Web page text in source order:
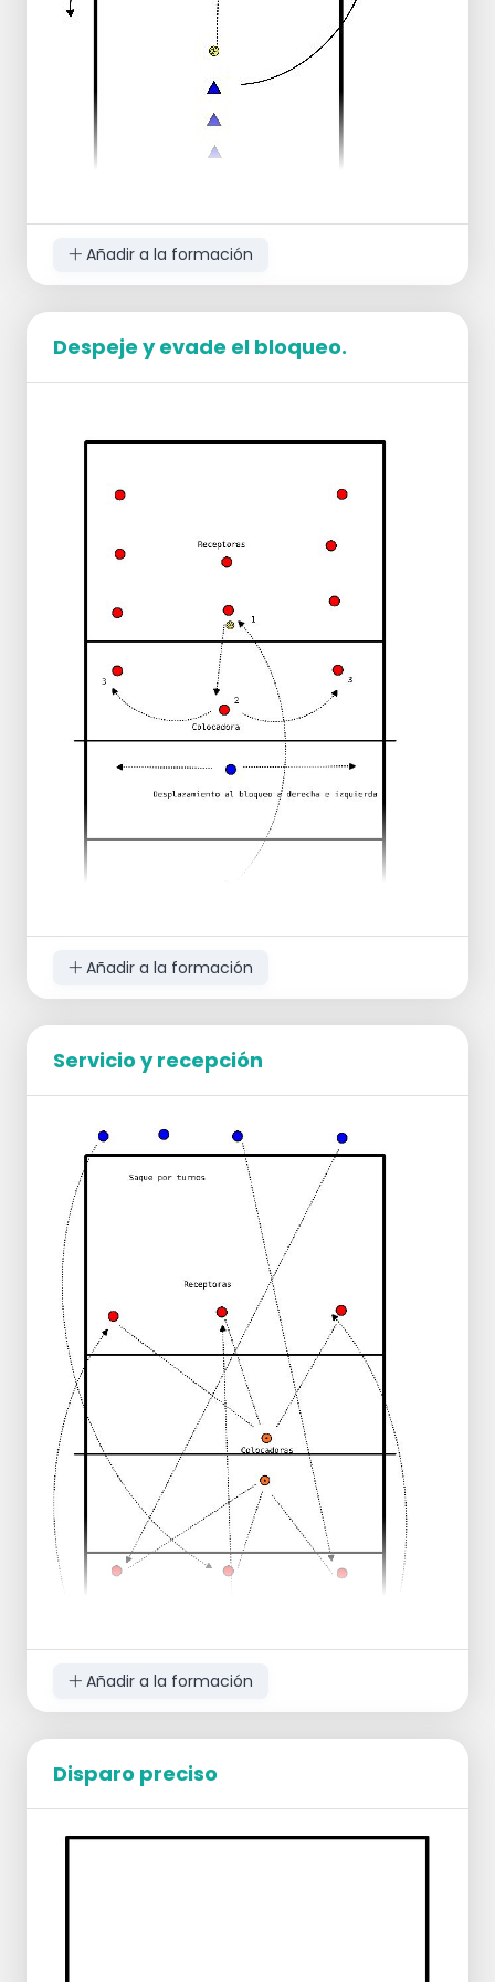
El balón no debe caer al suelo.
La comunicación es crucial.
Considere agregar una sanción si el balón
Ejecutar
Divida el equipo en dos grupos.
Haga que los jugadores formen dos filas
enfrentadas en la línea de 3 metros.
de la red para unirse al otro grupo.
a la línea lateral.
ejercicio a través de la escalera antes de
unirse a la fila.
bloqueo, pases de ataque o ejercicios de
fuerza.
Importante
El balón no debe caer al suelo.
La comunicación es esencial.
Agregue una sanción si el balón cae al
suelo.
Alterne entre jugar con pase de antebrazo
y pase de manos altas.
Añadir a la formación
Despeje y evade el bloqueo.
Las jugadoras se colocan uno detrás de
otra en posición alta frente a la red
formando dos filas una en la zona 4 y otra
en la zona 2.
En el campo contrario se colocará un
bloqueador que se desplazará a lo ancho
del terreno manera lateral hacia la derecha
El entrenador realiza saques cortos a la Z6
y la jugadora de la Z6, debe realizar la
recepción en sentido contrario al
desplazamiento del que realiza la imitación
del bloqueo.
Si la jugadora que bloquea de desplaza a
la Z2, la que recibe en Z6 debe efectuar la
recepción a la Z4, la de la Z4 deberá
realizar el pase a Z2.
Añadir a la formación
Servicio y recepción
Se colocan tres jugadoras para hacer
recepción de saque más allá de la línea de
Añadir a la formación
Disparo preciso